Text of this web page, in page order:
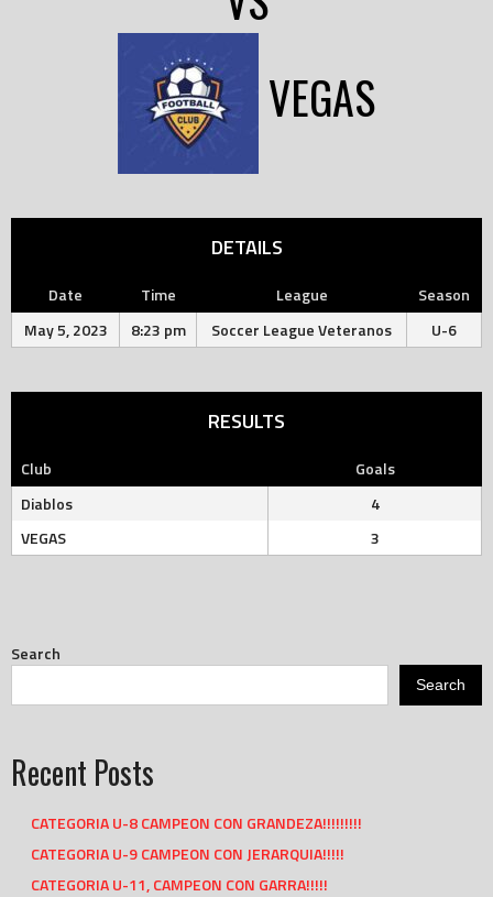
VEGAS
DETAILS
Date Time League
Season
May 5, 2023
8:23 pm Soccer League Veteranos U-6
RESULTS
Club
Goals
Diablos
4
VEGAS
3
Search
Search
Recent Posts
CATEGORIA U-8 CAMPEON CON GRANDEZA!!!!!!!!!
CATEGORIA U-9 CAMPEON CON JERARQUIA!!!!!
CATEGORIA U-11, CAMPEON CON GARRA!!!!!